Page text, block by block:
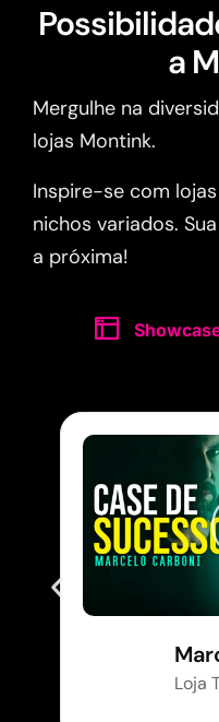
a
Mergulhe na
lojas Montink.
Inspire-se com
nichos variados.
a próxima!
Loja